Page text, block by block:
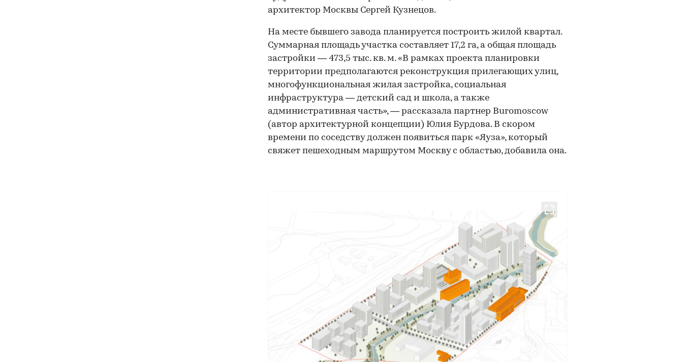
архитектор Москвы Сергей Кузнецов.
На месте бывшего завода планируется построить жилой квартал.
Суммарная площадь участка составляет 17,2 га, а общая площадь
застройки — 473,5 тыс. кв. м. «В рамках проекта планировки
территории предполагаются реконструкция прилегающих улиц,
многофункциональная жилая застройка, социальная
инфраструктура — детский сад и школа, а также
административная часть», — рассказала партнер Buromoscow
(автор архитектурной концепции) Юлия Бурдова. В скором
времени по соседству должен появиться парк «Яуза», который
свяжет пешеходным маршрутом Москву с областью, добавила она.